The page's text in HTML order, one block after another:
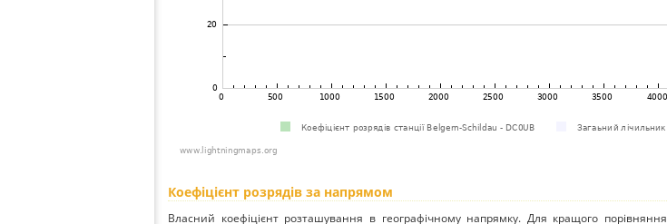
Коефіцієнт розрядів за напрямом
Власний коефіцієнт розташування в географічному напрямку. Для кращого порівняння